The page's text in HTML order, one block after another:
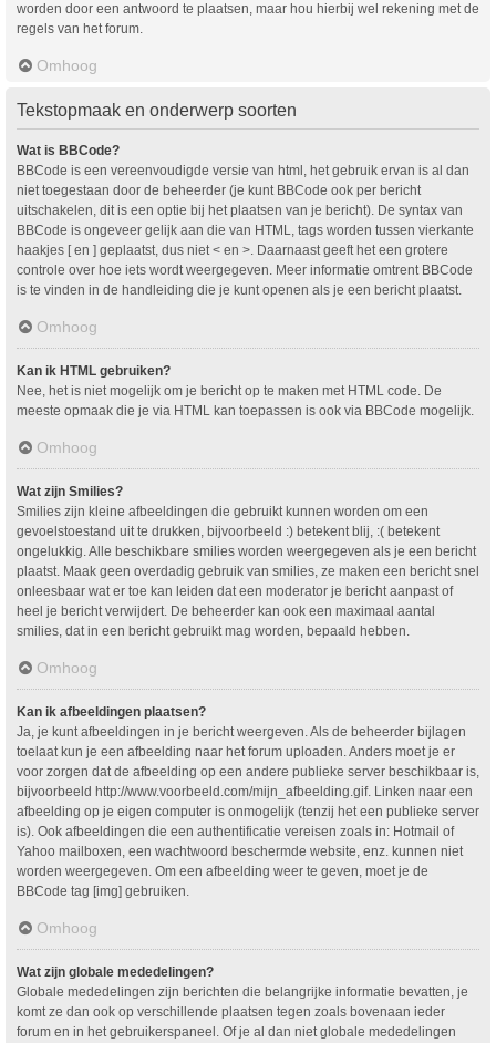
worden door een antwoord te plaatsen, maar hou hierbij wel rekening met de
regels van het forum.
Omhoog
Tekstopmaak en onderwerp soorten
Wat is BBCode?
BBCode is een vereenvoudigde versie van html, het gebruik ervan is al dan
niet toegestaan door de beheerder (je kunt BBCode ook per bericht
uitschakelen, dit is een optie bij het plaatsen van je bericht). De syntax van
BBCode is ongeveer gelijk aan die van HTML, tags worden tussen vierkante
haakjes [ en ] geplaatst, dus niet < en >. Daarnaast geeft het een grotere
controle over hoe iets wordt weergegeven. Meer informatie omtrent BBCode
is te vinden in de handleiding die je kunt openen als je een bericht plaatst.
Omhoog
Kan ik HTML gebruiken?
Nee, het is niet mogelijk om je bericht op te maken met HTML code. De
meeste opmaak die je via HTML kan toepassen is ook via BBCode mogelijk.
Omhoog
Wat zijn Smilies?
Smilies zijn kleine afbeeldingen die gebruikt kunnen worden om een
gevoelstoestand uit te drukken, bijvoorbeeld :) betekent blij, :( betekent
ongelukkig. Alle beschikbare smilies worden weergegeven als je een bericht
plaatst. Maak geen overdadig gebruik van smilies, ze maken een bericht snel
onleesbaar wat er toe kan leiden dat een moderator je bericht aanpast of
heel je bericht verwijdert. De beheerder kan ook een maximaal aantal
smilies, dat in een bericht gebruikt mag worden, bepaald hebben.
Omhoog
Kan ik afbeeldingen plaatsen?
Ja, je kunt afbeeldingen in je bericht weergeven. Als de beheerder bijlagen
toelaat kun je een afbeelding naar het forum uploaden. Anders moet je er
voor zorgen dat de afbeelding op een andere publieke server beschikbaar is,
bijvoorbeeld http://www.voorbeeld.com/mijn_afbeelding.gif. Linken naar een
afbeelding op je eigen computer is onmogelijk (tenzij het een publieke server
is). Ook afbeeldingen die een authentificatie vereisen zoals in: Hotmail of
Yahoo mailboxen, een wachtwoord beschermde website, enz. kunnen niet
worden weergegeven. Om een afbeelding weer te geven, moet je de
BBCode tag [img] gebruiken.
Omhoog
Wat zijn globale mededelingen?
Globale mededelingen zijn berichten die belangrijke informatie bevatten, je
komt ze dan ook op verschillende plaatsen tegen zoals bovenaan ieder
forum en in het gebruikerspaneel. Of je al dan niet globale mededelingen